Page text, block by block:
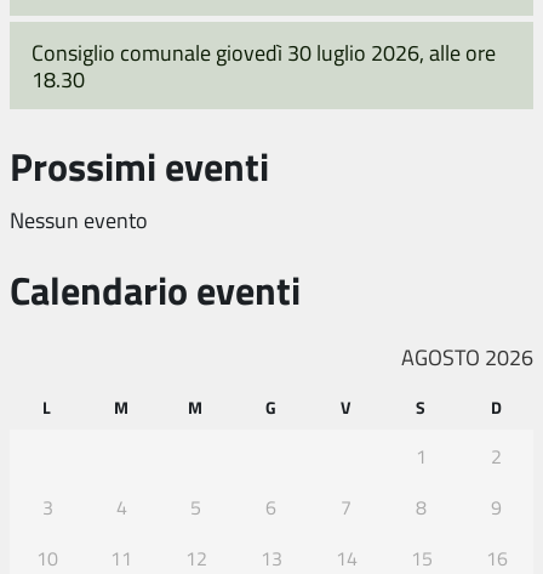
Consiglio comunale giovedì 30 luglio 2026, alle ore
18.30
Prossimi eventi
Nessun evento
Calendario eventi
AGOSTO 2026
L M M G V S D
1
2
3
4 5 6 7 8
9
10
11 12 13 14 15
16